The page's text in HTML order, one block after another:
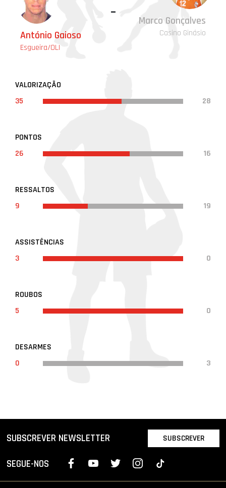
António Gaioso
Esgueira/OLI
- Marco Gonçalves
Casino Ginásio
VALORIZAÇÃO
35
28
PONTOS
26
16
RESSALTOS
9
19
ASSISTÊNCIAS
3
0
ROUBOS
5
0
DESARMES
0
3
SUBSCREVER NEWSLETTER SUBSCREVER
SEGUE-NOS